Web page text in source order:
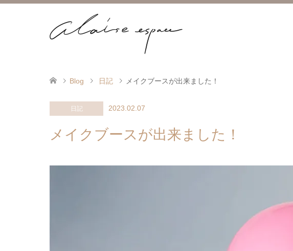
Blog 日記 メイクブースが出来ました！
日記 2023.02.07
メイクブースが出来ました！